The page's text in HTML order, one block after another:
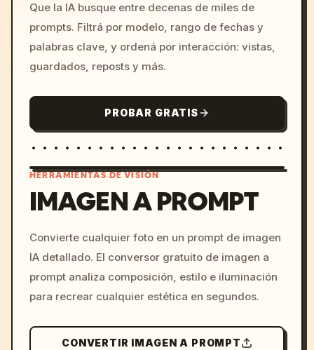
Que la IA busque entre decenas de miles de
prompts. Filtrá por modelo, rango de fechas y
palabras clave, y ordená por interacción: vistas,
guardados, reposts y más.
PROBAR GRATIS
c, cyberpunk sunset, neon
colors, 8k --v 6.0
HERRAMIENTAS DE VISIÓN
IMAGEN A PROMPT
Convierte cualquier foto en un prompt de imagen
IA detallado. El conversor gratuito de imagen a
prompt analiza composición, estilo e iluminación
para recrear cualquier estética en segundos.
CONVERTIR IMAGEN A PROMPT